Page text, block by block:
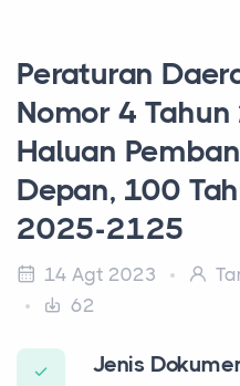
Peraturan
Nomor 4
Haluan
Depan, 100
2025-2125
14 Agt 2023
62
Jenis